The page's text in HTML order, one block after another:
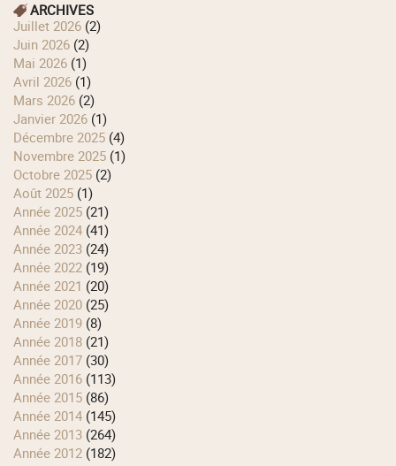
ARCHIVES
juillet 2026 (2)
juin 2026 (2)
mai 2026 (1)
avril 2026 (1)
mars 2026 (2)
janvier 2026 (1)
décembre 2025 (4)
novembre 2025 (1)
octobre 2025 (2)
août 2025 (1)
année 2025 (21)
année 2024 (41)
année 2023 (24)
année 2022 (19)
année 2021 (20)
année 2020 (25)
année 2019 (8)
année 2018 (21)
année 2017 (30)
année 2016 (113)
année 2015 (86)
année 2014 (145)
année 2013 (264)
année 2012 (182)